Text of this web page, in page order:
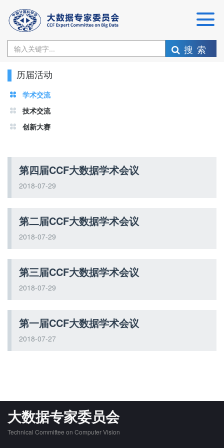
搜索
历届活动
学术交流
技术交流
创新大赛
第四届CCF大数据学术会议
2018-07-29
第二届CCF大数据学术会议
2018-07-29
第三届CCF大数据学术会议
2018-07-29
第一届CCF大数据学术会议
2018-07-27
大数据专家委员会
Technical Committee on Computer Vision